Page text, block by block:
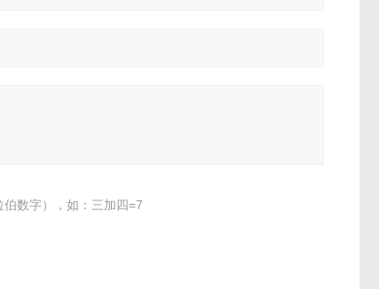
数字），如：三加四=7